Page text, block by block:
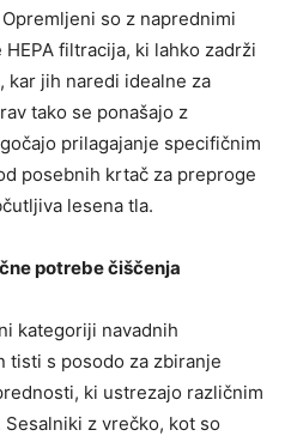
so z naprednimi
filtracija, ki lahko zadrži
kar jih naredi idealne za
tako se ponašajo z
prilagajanje specifičnim
posebnih krtač za preproge
lesena tla.
potrebe čiščenja
kategoriji navadnih
tisti s posodo za zbiranje
ki ustrezajo različnim
z vrečko, kot so